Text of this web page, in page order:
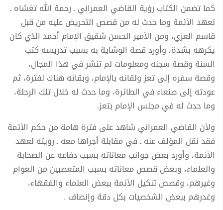
كما تضمن الكتاب رؤية القاضي العمراني ـ رحمة الله تغشاه ـ
لعهد الأئمة وما حدث له من قصص التحريض عليه من قبل
قاسم العزي، ومن الأمير الحسن شقيق الإمام أحمد الذي كان
يكرهه بشدة، وأورد قصة الوشاية به بسبب تدريسه كتب
السنة وقصة سجنه ومعلومات لم تنشر في هذا المجال،
وقصة سفره إلى تعز ولقائه بالإمام، وبقائه هناك لفترة، ثم
عودته إلى صنعاء في الطائرة، وما حدث له خلال تلك الرحلة،
وما حدث له في مجلس الإمام بتعز.
ولأن القاضي العمراني شاهد على فترة هامة من حكم الأئمة
فقد نقل المؤلف عنه ـ في مقابلة أجراها معه ـ رؤيته لعهد
الأئمة، وأورد بعض جوانب معاناته بسبب دفاعه عن الصحابة
والعلماء، وبعض قصص معاناته بسبب المتعصبين من العوام
وغيرهم، وقصص تنكيل الأئمة ببعض العلماء والفقهاء،
وغدرهم ببعض الشخصيات بكل دقة وإنصاف .